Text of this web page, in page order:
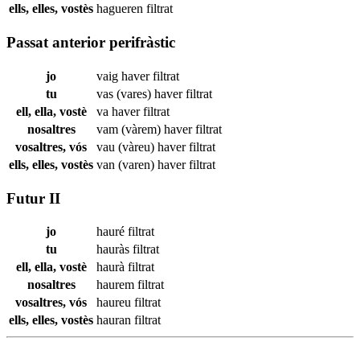
ells, elles, vostès hagueren filtrat
Passat anterior perifràstic
jo vaig haverfiltrat
tu
vas (vares) haverfiltrat
ell, ella, vostè
va haverfiltrat
nosaltres
vam (vàrem) haverfiltrat
vosaltres, vós
vau (vàreu) haverfiltrat
ells, elles, vostès van (varen) haverfiltrat
Futur II
jo hauré filtrat
tu
hauràs filtrat
ell, ella, vostè
haurà filtrat
nosaltres
haurem filtrat
vosaltres, vós
haureu filtrat
ells, elles, vostès hauran filtrat